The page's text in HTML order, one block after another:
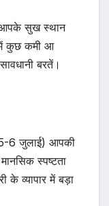
आपके सुख स्थान
कुछ कमी आ
बरतें।
6 जुलाई) आपकी
स्पष्टता
के व्यापार में बड़ा